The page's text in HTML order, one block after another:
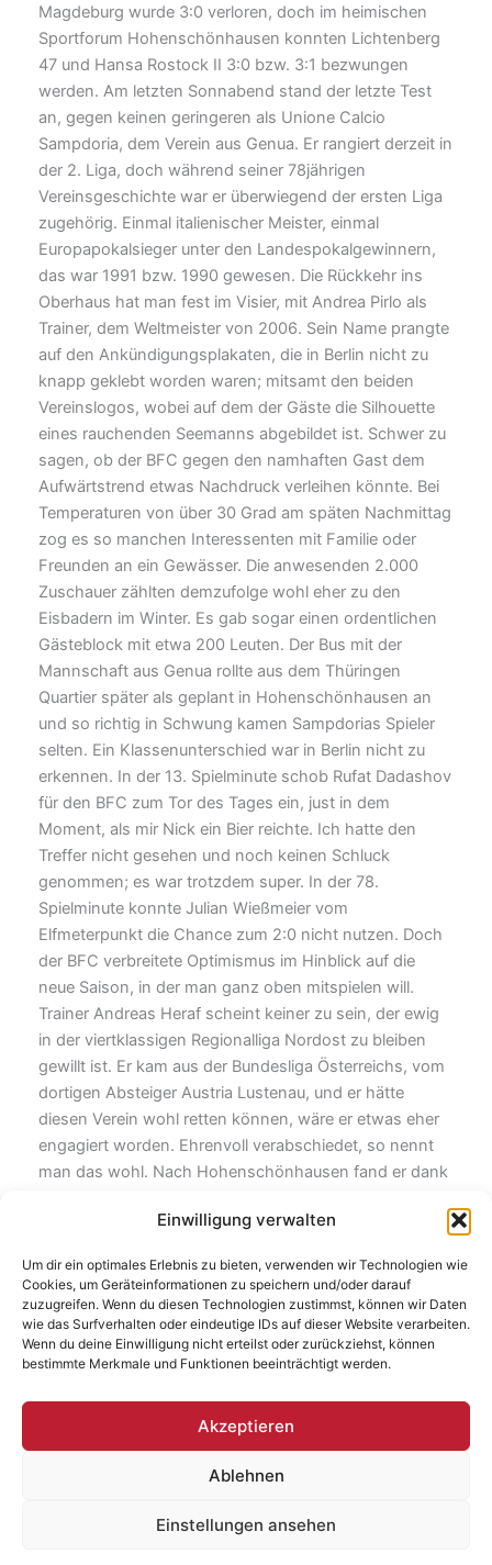
Einwilligung verwalten
Um dir ein optimales Erlebnis zu bieten, verwenden wir Technologien wie
Cookies, um Geräteinformationen zu speichern und/oder darauf
zuzugreifen. Wenn du diesen Technologien zustimmst, können wir Daten
wie das Surfverhalten oder eindeutige IDs auf dieser Website verarbeiten.
Wenn du deine Einwilligung nicht erteilst oder zurückziehst, können
bestimmte Merkmale und Funktionen beeinträchtigt werden.
Akzeptieren
Ablehnen
Einstellungen ansehen
Magdeburg wurde 3:0 verloren, doch im heimischen
Sportforum Hohenschönhausen konnten Lichtenberg
47 und Hansa Rostock II 3:0 bzw. 3:1 bezwungen
werden. Am letzten Sonnabend stand der letzte Test
an, gegen keinen geringeren als Unione Calcio
Sampdoria, dem Verein aus Genua. Er rangiert derzeit in
der 2. Liga, doch während seiner 78jährigen
Vereinsgeschichte war er überwiegend der ersten Liga
zugehörig. Einmal italienischer Meister, einmal
Europapokalsieger unter den Landespokalgewinnern,
das war 1991 bzw. 1990 gewesen. Die Rückkehr ins
Oberhaus hat man fest im Visier, mit Andrea Pirlo als
Trainer, dem Weltmeister von 2006. Sein Name prangte
auf den Ankündigungsplakaten, die in Berlin nicht zu
knapp geklebt worden waren; mitsamt den beiden
Vereinslogos, wobei auf dem der Gäste die Silhouette
eines rauchenden Seemanns abgebildet ist. Schwer zu
sagen, ob der BFC gegen den namhaften Gast dem
Aufwärtstrend etwas Nachdruck verleihen könnte. Bei
Temperaturen von über 30 Grad am späten Nachmittag
zog es so manchen Interessenten mit Familie oder
Freunden an ein Gewässer. Die anwesenden 2.000
Zuschauer zählten demzufolge wohl eher zu den
Eisbadern im Winter. Es gab sogar einen ordentlichen
Gästeblock mit etwa 200 Leuten. Der Bus mit der
Mannschaft aus Genua rollte aus dem Thüringen
Quartier später als geplant in Hohenschönhausen an
und so richtig in Schwung kamen Sampdorias Spieler
selten. Ein Klassenunterschied war in Berlin nicht zu
erkennen. In der 13. Spielminute schob Rufat Dadashov
für den BFC zum Tor des Tages ein, just in dem
Moment, als mir Nick ein Bier reichte. Ich hatte den
Treffer nicht gesehen und noch keinen Schluck
genommen; es war trotzdem super. In der 78.
Spielminute konnte Julian Wießmeier vom
Elfmeterpunkt die Chance zum 2:0 nicht nutzen. Doch
der BFC verbreitete Optimismus im Hinblick auf die
neue Saison, in der man ganz oben mitspielen will.
Trainer Andreas Heraf scheint keiner zu sein, der ewig
in der viertklassigen Regionalliga Nordost zu bleiben
gewillt ist. Er kam aus der Bundesliga Österreichs, vom
dortigen Absteiger Austria Lustenau, und er hätte
diesen Verein wohl retten können, wäre er etwas eher
engagiert worden. Ehrenvoll verabschiedet, so nennt
man das wohl. Nach Hohenschönhausen fand er dank
Rapid Wien zusammengespielt hatte. Heraf ist ein
Spieler auf dem Rasen erwartet und mit seiner Arbeit
gut vorankommt. Am kommenden Freitag beginnt die
neue Saison, unter anderem mit dem Knaller BFC
gegen Jena, ab 19 Uhr im Sportforum.
ZURÜCK WEITER